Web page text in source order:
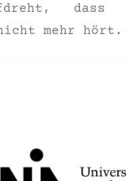
dass
mehr hört.